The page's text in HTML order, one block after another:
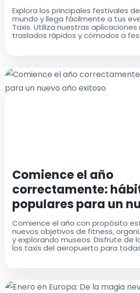
Explora los principales festivales
mundo y llega fácilmente a tus
Taxis. Utiliza nuestras
traslados rápidos y cómodos a
Comience el año
correctamente:
populares para un
exitoso
Comience el año con propósito
nuevos objetivos de fitness,
y explorando museos. Disfrute de
los taxis del aeropuerto para